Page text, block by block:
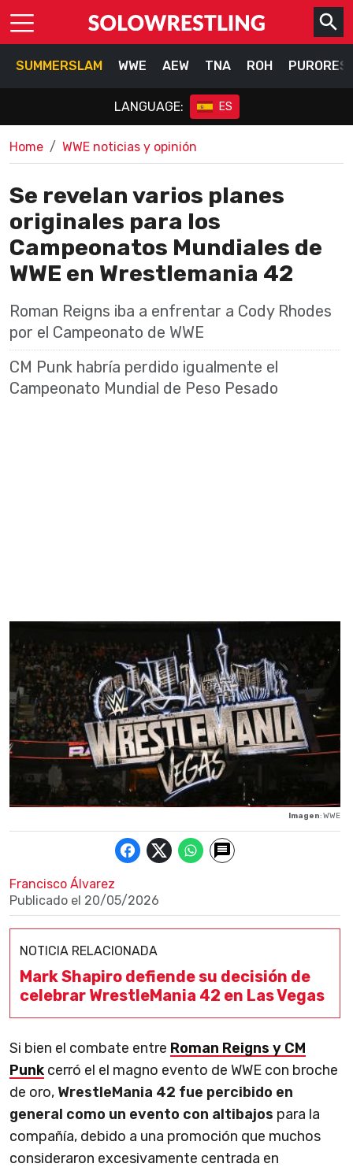
SUMMERSLAM WWE AEW TNA ROH
LANGUAGE: ES
Home WWE noticias y opinión
Se revelan varios planes
originales para los
Campeonatos Mundiales de
WWE en Wrestlemania 42
Roman Reigns iba a enfrentar a Cody Rhodes
por el Campeonato de WWE
CM Punk habría perdido igualmente el
Campeonato Mundial de Peso Pesado
Imagen: WWE
Francisco Álvarez
Publicado el 20/05/2026
NOTICIA RELACIONADA
Mark Shapiro defiende su decisión de
celebrar WrestleMania 42 en Las Vegas
Si bien el combate entre Roman Reigns y CM
Punk cerró el el magno evento de WWE con broche
de oro, WrestleMania 42 fue percibido en
general como un evento con altibajos para la
compañía, debido a una promoción que muchos
consideraron excesivamente centrada en